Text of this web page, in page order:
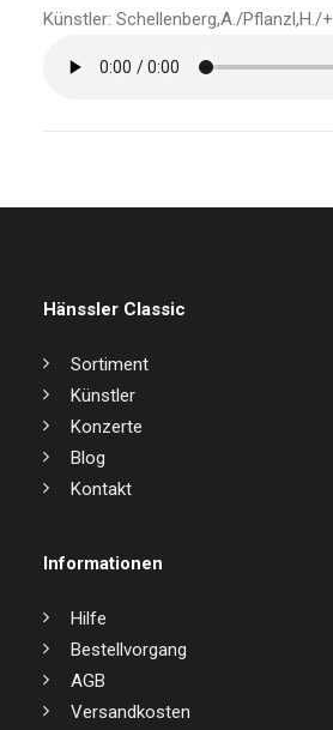
Künstler: Schellenberg,A./Pflanzl,H./+
Hänssler Classic
Sortiment
Künstler
Konzerte
Blog
Kontakt
Informationen
Hilfe
Bestellvorgang
AGB
Versandkosten